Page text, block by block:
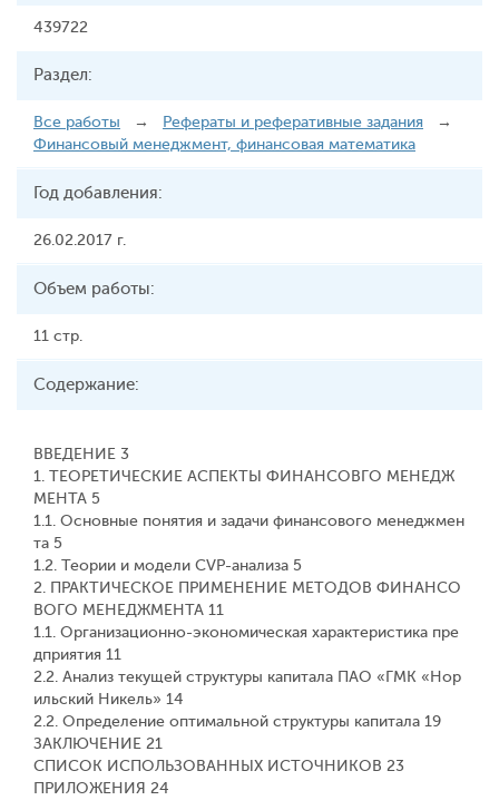
439722
Раздел:
Все работы → Рефераты и реферативные задания →
Финансовый менеджмент, финансовая математика
Год добавления:
26.02.2017 г.
Объем работы:
11 стр.
Содержание:
ВВЕДЕНИЕ 3
1. ТЕОРЕТИЧЕСКИЕ АСПЕКТЫ ФИНАНСОВГО МЕНЕДЖ
МЕНТА 5
1.1. Основные понятия и задачи финансового менеджмен
та 5
1.2. Теории и модели CVP-анализа 5
2. ПРАКТИЧЕСКОЕ ПРИМЕНЕНИЕ МЕТОДОВ ФИНАНСО
ВОГО МЕНЕДЖМЕНТА 11
1.1. Организационно-экономическая характеристика пре
дприятия 11
2.2. Анализ текущей структуры капитала ПАО «ГМК «Нор
ильский Никель» 14
2.2. Определение оптимальной структуры капитала 19
ЗАКЛЮЧЕНИЕ 21
СПИСОК ИСПОЛЬЗОВАННЫХ ИСТОЧНИКОВ 23
ПРИЛОЖЕНИЯ 24